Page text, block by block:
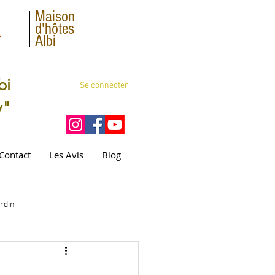
Maison
d'hôtes
Albi
Se connecter
Contact Les Avis Blog